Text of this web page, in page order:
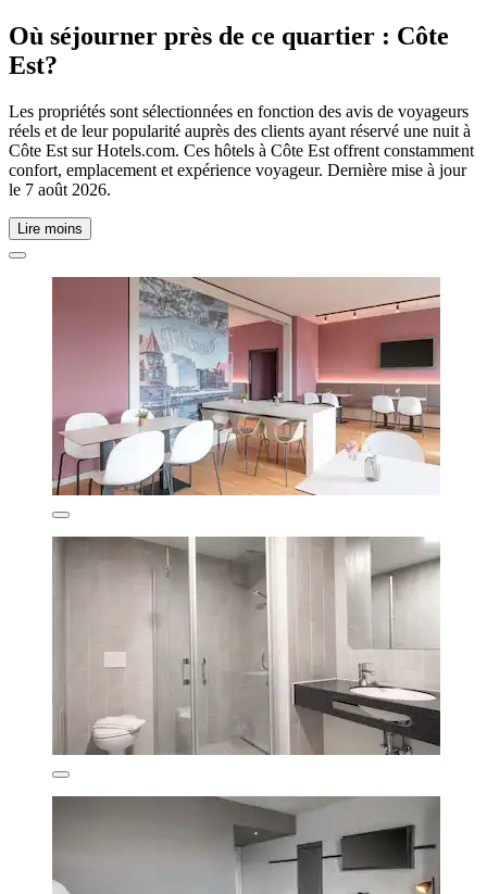
Où séjourner près de ce quartier : Côte
Est?
Les propriétés sont sélectionnées en fonction des avis de voyageurs
réels et de leur popularité auprès des clients ayant réservé une nuit à
Côte Est sur Hotels.com. Ces hôtels à Côte Est offrent constamment
confort, emplacement et expérience voyageur. Dernière mise à jour
le 7 août 2026.
Lire moins